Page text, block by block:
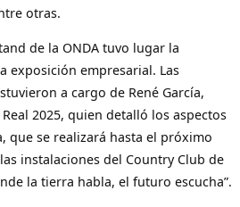
otras.
de la ONDA tuvo lugar la
exposición empresarial. Las
a cargo de René García,
2025, quien detalló los aspectos
que se realizará hasta el próximo
instalaciones del Country Club de
la tierra habla, el futuro escucha”.